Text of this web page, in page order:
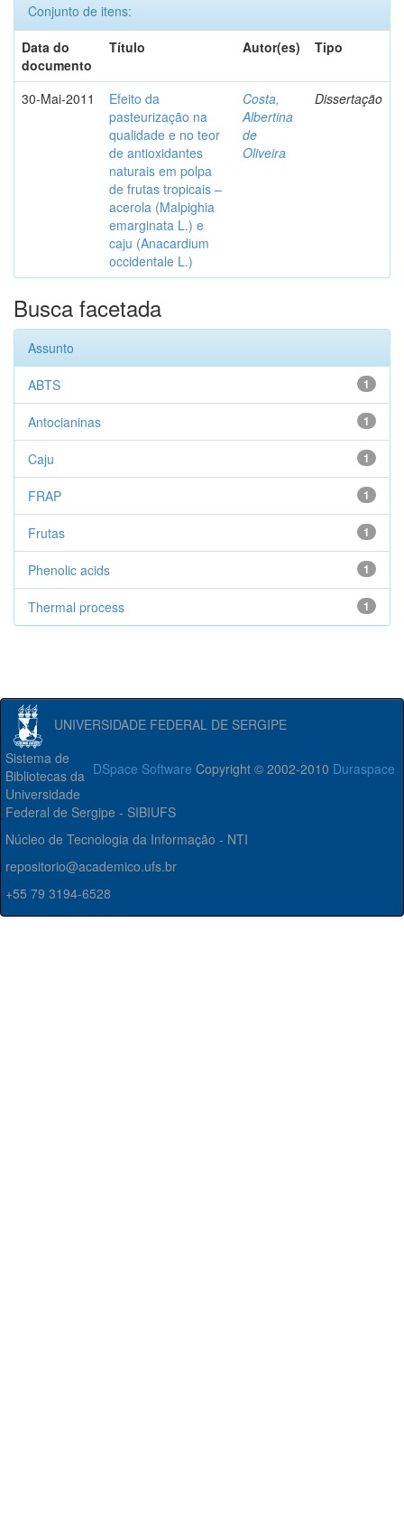
Conjunto de itens:
Data do
documento
Título Autor(es) Tipo
30-Mai-2011
Efeito da
pasteurização na
qualidade e no teor
de antioxidantes
naturais em polpa
de frutas tropicais –
acerola (Malpighia
emarginata L.) e
caju (Anacardium
occidentale L.)
Costa,
Albertina
de
Oliveira
Dissertação
Busca facetada
Assunto
1
ABTS
1
Antocianinas
1
Caju
1
FRAP
1
Frutas
1
Phenolic acids
1
Thermal process
UNIVERSIDADE FEDERAL DE SERGIPE
DSpace Software Copyright © 2002-2010 Duraspace
Sistema de
Bibliotecas da
Universidade
Federal de Sergipe - SIBIUFS
Núcleo de Tecnologia da Informação - NTI
repositorio@academico.ufs.br
+55 79 3194-6528